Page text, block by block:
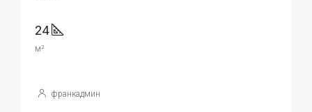
24
м²
франкадмин